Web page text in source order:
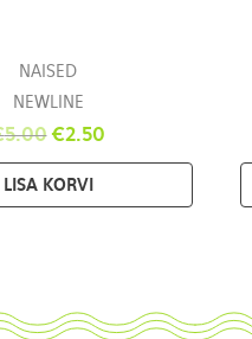
NAISED
NEWLINE
5.00 €2.50
LISA KORVI